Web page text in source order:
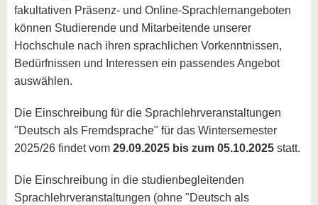
fakultativen Präsenz- und Online-Sprachlernangeboten
können Studierende und Mitarbeitende unserer
Hochschule nach ihren sprachlichen Vorkenntnissen,
Bedürfnissen und Interessen ein passendes Angebot
auswählen.
Die Einschreibung für die Sprachlehrveranstaltungen
"Deutsch als Fremdsprache" für das Wintersemester
2025/26 findet vom 29.09.2025 bis zum 05.10.2025 statt.
Die Einschreibung in die studienbegleitenden
Sprachlehrveranstaltungen (ohne "Deutsch als